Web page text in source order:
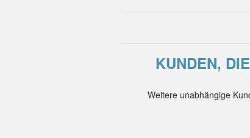
KUNDEN,
Weitere unabhängige